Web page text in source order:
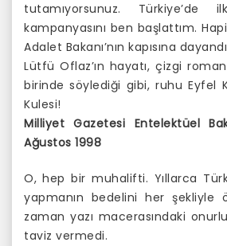
tutamıyorsunuz. Türkiye’de
kampanyasını ben başlattım.
Adalet Bakanı’nın kapısına
Lütfü Oflaz’ın hayatı, çizgi
birinde söylediği gibi, ruhu Eyfel
Kulesi!
Milliyet Gazetesi Entelektüel
Ağustos 1998
O, hep bir muhalifti. Yıllarca
yapmanın bedelini her şekliyle
zaman yazı macerasındaki
taviz vermedi.